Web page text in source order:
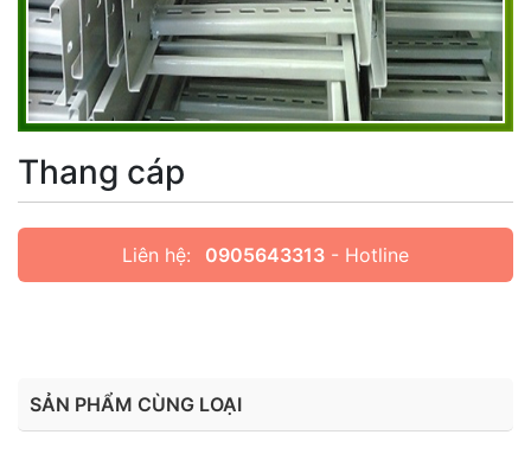
Thang cáp
Liên hệ: 0905643313 - Hotline
SẢN PHẨM CÙNG LOẠI